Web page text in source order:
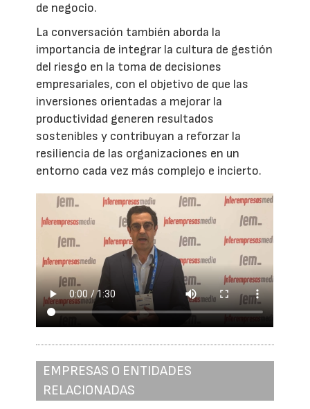
de negocio.
La conversación también aborda la
importancia de integrar la cultura de gestión
del riesgo en la toma de decisiones
empresariales, con el objetivo de que las
inversiones orientadas a mejorar la
productividad generen resultados
sostenibles y contribuyan a reforzar la
resiliencia de las organizaciones en un
entorno cada vez más complejo e incierto.
EMPRESAS O ENTIDADES
RELACIONADAS